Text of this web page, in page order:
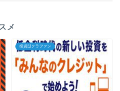
メ
投資型クラファン